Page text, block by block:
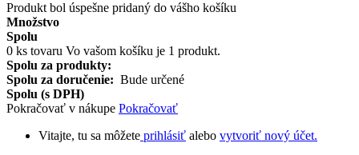
Produkt bol úspešne pridaný do vášho košíku
Množstvo
Spolu
0 ks tovaru Vo vašom košíku je 1 produkt.
Spolu za produkty:
Spolu za doručenie: Bude určené
Spolu (s DPH)
Pokračovať v nákupe Pokračovať
Vitajte, tu sa môžete prihlásiť alebo vytvoriť nový účet.